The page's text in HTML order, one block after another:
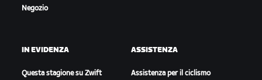
Negozio
IN EVIDENZA
Questa stagione su Zwift
ASSISTENZA
Assistenza per il ciclismo